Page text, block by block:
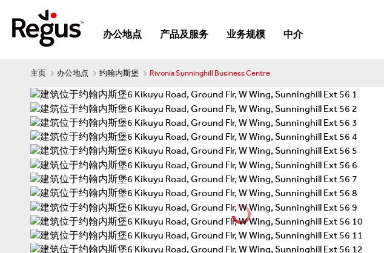
办公地点 产品及服务 业务规模 中介
主页 办公地点 约翰内斯堡 Rivonia Sunninghill Business Centre